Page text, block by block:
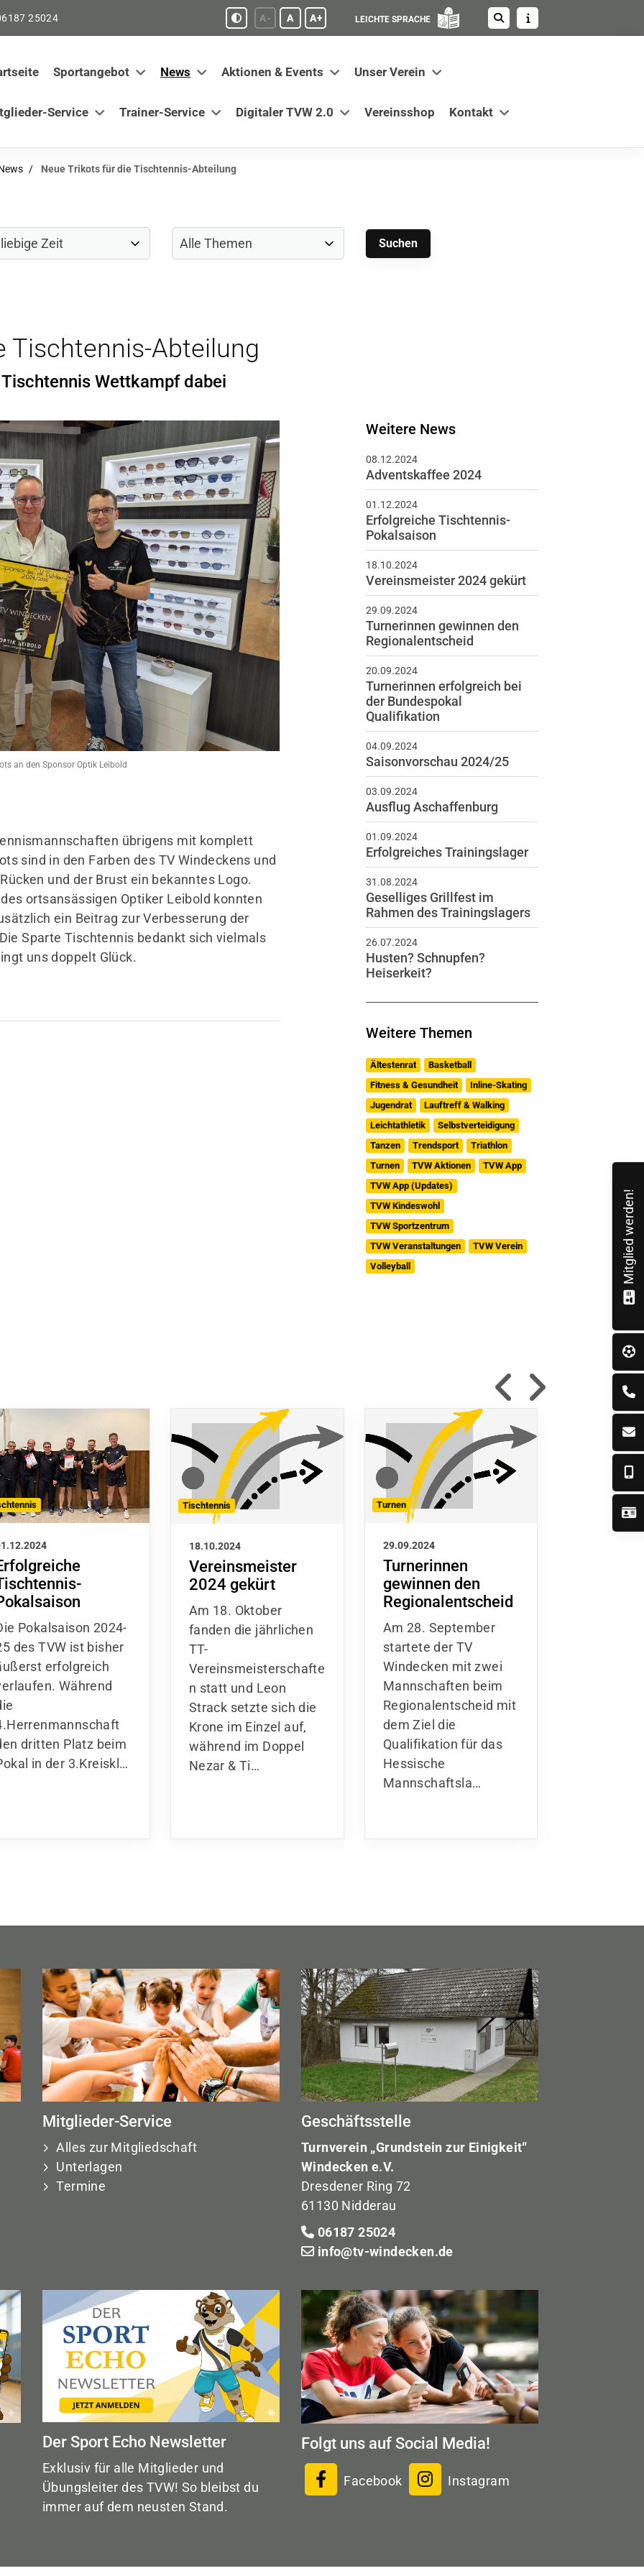
25024 A- A A+ LEICHTE SPRACHE
Sportangebot News Aktionen & Events Unser Verein
Service Trainer-Service Digitaler TVW 2.0 Vereinsshop Kontakt
Neue Trikots für die Tischtennis-Abteilung
Tischtennis-Abteilung
Wettkampf dabei
an den Sponsor Optik Leibold
übrigens mit komplett
sind in den Farben des TV Windeckens und
und der Brust ein bekanntes Logo.
ortsansässigen Optiker Leibold konnten
ein Beitrag zur Verbesserung der
Sparte Tischtennis bedankt sich vielmals
uns doppelt Glück.
Weitere News
08.12.2024
Adventskaffee 2024
01.12.2024
Erfolgreiche Tischtennis-
Pokalsaison
18.10.2024
Vereinsmeister 2024 gekürt
29.09.2024
Turnerinnen gewinnen den
Regionalentscheid
20.09.2024
Turnerinnen erfolgreich bei
der Bundespokal
Qualifikation
04.09.2024
Saisonvorschau 2024/25
03.09.2024
Ausflug Aschaffenburg
01.09.2024
Erfolgreiches Trainingslager
31.08.2024
Geselliges Grillfest im
Rahmen des Trainingslagers
26.07.2024
Husten? Schnupfen?
Heiserkeit?
Weitere Themen
Ältestenrat
Basketball
Fitness & Gesundheit
Inline-Skating
Jugendrat
Lauftreff & Walking
Leichtathletik
Selbstverteidigung
Tanzen
Trendsport
Triathlon
Turnen
TVW Aktionen
TVW App
TVW App (Updates)
TVW Kindeswohl
TVW Sportzentrum
TVW Veranstaltungen
TVW Verein
Volleyball
Pokalsaison 2024-
des TVW ist bisher
erfolgreich
Während
dritten Platz beim
in der 3.Kreiskl …
Tischtennis
18.10.2024
Vereinsmeister
2024 gekürt
Am 18. Oktober
fanden die jährlichen
TT-
Vereinsmeisterschafte
n statt und Leon
Strack setzte sich die
Krone im Einzel auf,
während im Doppel
Nezar & Ti…
Turnen
29.09.2024
Turnerinnen
gewinnen den
Regionalentscheid
Am 28. September
startete der TV
Windecken mit zwei
Mannschaften beim
Regionalentscheid mit
dem Ziel die
Qualifikation für das
Hessische
Mannschaftsla…
Mitglieder-Service
Alles zur Mitgliedschaft
Unterlagen
Termine
Geschäftsstelle
Turnverein „Grundstein zur Einigkeit“
Windecken e.V.
Dresdener Ring 72
61130 Nidderau
06187 25024
info@tv-windecken.de
Der Sport Echo Newsletter
Exklusiv für alle Mitglieder und
Übungsleiter des TVW! So bleibst du
immer auf dem neusten Stand.
Folgt uns auf Social Media!
Facebook Instagram
Mitglied werden!
Mitglieder-Service
Alles zur Mitgliedschaft
Unterlagen
Geschäftsstelle
Turnverein „Grundstein zur
Einigkeit“ Windecken e.V.
Dresdener Ring 72
61130 Nidderau
06187 25024
info@tv-windecken.de